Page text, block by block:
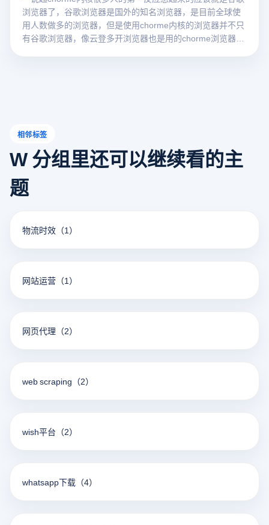
浏览器了，谷歌浏览器是国外的知名浏览器，是目前全球使
用人数做多的浏览器，但是使用chorme内核的浏览器并不只
有谷歌浏览器，像云登多开浏览器也是用的chorme浏览器内
相邻标签
W 分组里还可以继续看的主
题
物流时效 （1）
网站运营 （1）
网页代理 （2）
web scraping （2）
wish平台 （2）
whatsapp下载 （4）